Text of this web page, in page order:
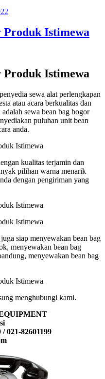
Produk Istimewa
Produk Istimewa
sewa alat perlengkapan
atau acara berkualitas dan
sewa bean bag bogor
puluhan unit bean
anda.
kualitas terjamin dan
pilihan warna menarik
dengan pengiriman yang
siap menyewakan bean bag
menyewakan bean bag
menyewakan bean bag
menghubungi kami.
021-82601199